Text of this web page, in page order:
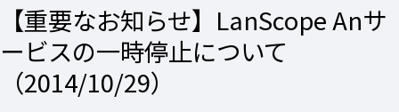
【重要なお知らせ】LanScope Anサ
ービスの一時停止について
（2014/10/29）